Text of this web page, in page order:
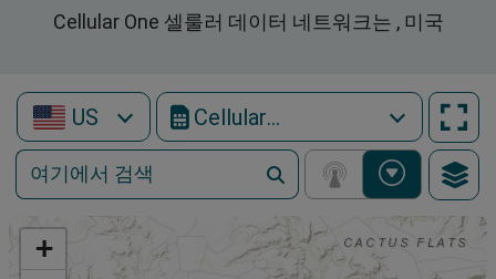
Cellular One 셀룰러 데이터 네트워크는 , 미국
US Cellular One
+